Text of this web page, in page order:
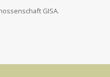
GISA.